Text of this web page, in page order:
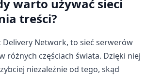
warto używać sieci
treści?
Delivery Network, to sieć serwerów
różnych częściach świata. Dzięki niej
niezależnie od tego, skąd